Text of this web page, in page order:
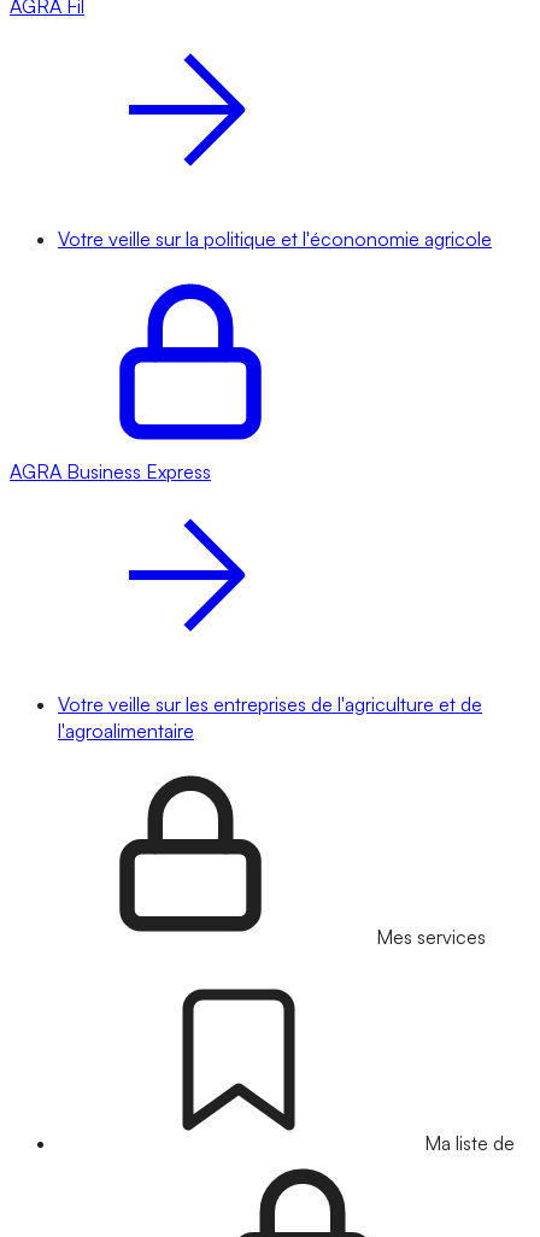
AGRA Fil
Votre veille sur la politique et l'écononomie agricole
AGRA Business Express
Votre veille sur les entreprises de l'agriculture et de
l'agroalimentaire
Mes services
Ma liste de